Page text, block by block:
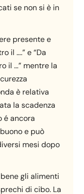
se non si è in
presente e
il ….” e “Da
il …” mentre la
è relativa
la scadenza
é ancora
e può
mesi dopo
gli alimenti
di cibo. La